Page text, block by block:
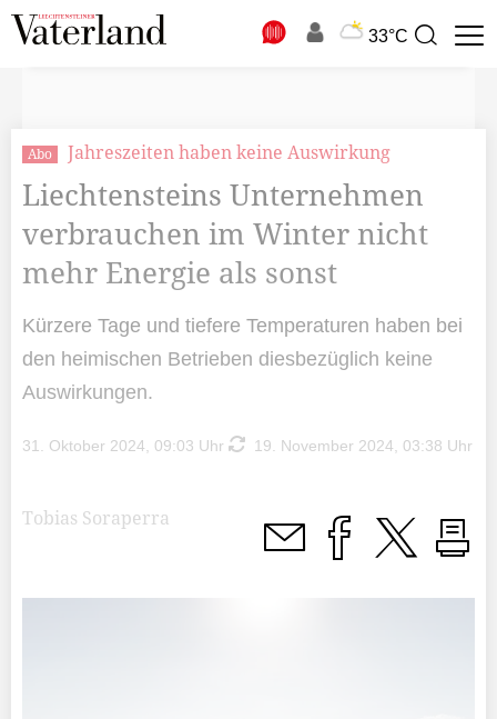
33°C
Suchbegriff
Abo Jahreszeiten haben keine Auswirkung
Liechtensteins Unternehmen
verbrauchen im Winter nicht
mehr Energie als sonst
Kürzere Tage und tiefere Temperaturen haben bei
den heimischen Betrieben diesbezüglich keine
Auswirkungen.
31. Oktober 2024, 09:03 Uhr 19. November 2024, 03:38 Uhr
Tobias Soraperra